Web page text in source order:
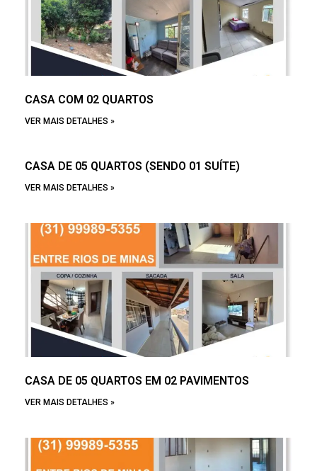
CASA COM 02 QUARTOS
VER MAIS DETALHES »
CASA DE 05 QUARTOS (SENDO 01 SUÍTE)
VER MAIS DETALHES »
CASA DE 05 QUARTOS EM 02 PAVIMENTOS
VER MAIS DETALHES »